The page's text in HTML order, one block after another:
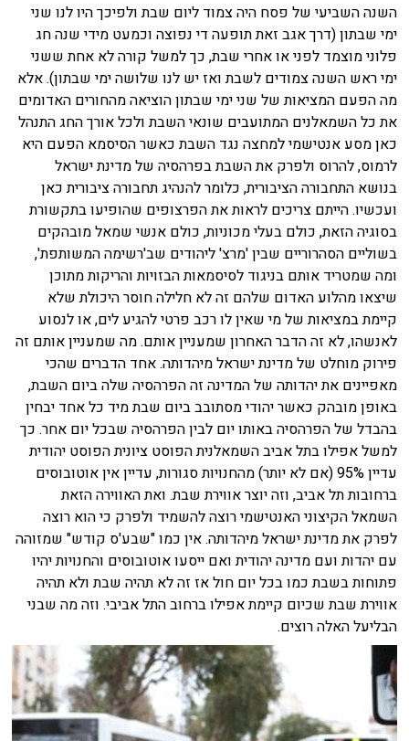
השנה השביעי של פסח היה צמוד ליום שבת ולפיכך היו לנו שני
ימי שבתון (דרך אגב זאת תופעה די נפוצה וכמעט מידי שנה חג
פלוני מוצמד לפני או אחרי שבת, כך למשל קורה לא אחת ששני
ימי ראש השנה צמודים לשבת ואז יש לנו שלושה ימי שבתון). אלא
מה הפעם המציאות של שני ימי שבתון הוציאה מהחורים האדומים
את כל השמאלנים המתועבים שונאי השבת ולכל אורך החג התנהל
כאן מסע אנטישמי למחצה נגד השבת כאשר הסיסמא הפעם היא
לרמוס, להרוס ולפרק את השבת בפרהסיה של מדינת ישראל
בנושא התחבורה הציבורית, כלומר להנהיג תחבורה ציבורית כאן
ועכשיו. הייתם צריכים לראות את הפרצופים שהופיעו בתקשורת
בסוגיה הזאת, כולם בעלי מכוניות, כולם אנשי שמאל מובהקים
בשוליים הסהרוריים שבין 'מרצ' ליהודים שב'רשימה המשותפת',
ומה שמטריד אותם בניגוד לסיסמאות הבזויות והריקות מתוכן
שיצאו מהלוע האדום שלהם זה לא חלילה חוסר היכולת שלא
קיימת במציאות של מי שאין לו רכב פרטי להגיע לים, או לנסוע
לאנשהו, לא זה הדבר האחרון שמעניין אותם. מה שמעניין אותם זה
פירוק מוחלט של מדינת ישראל מיהדותה. אחד הדברים שהכי
מאפיינים את יהדותה של המדינה זה הפרהסיה שלה ביום השבת,
באופן מובהק כאשר יהודי מסתובב ביום שבת מיד כל אחד יבחין
בהבדל של הפרהסיה באותו יום לבין הפרהסיה שבכל יום אחר. כך
למשל אפילו בתל אביב השמאלנית הפוסט ציונית הפוסט יהודית
עדיין 95% (אם לא יותר) מהחנויות סגורות, עדיין אין אוטובוסים
ברחובות תל אביב, וזה יוצר אווירת שבת. ואת האווירה הזאת
השמאל הקיצוני האנטישמי רוצה להשמיד ולפרק כי הוא רוצה
לפרק את מדינת ישראל מיהדותה. אין כמו "שבע'ס קודש" שמזוהה
עם יהדות ועם מדינה יהודית ואם ייסעו אוטובוסים והחנויות יהיו
פתוחות בשבת כמו בכל יום חול אז זה לא תהיה שבת ולא תהיה
אווירת שבת שכיום קיימת אפילו ברחוב התל אביבי. וזה מה שבני
הבליעל האלה רוצים.